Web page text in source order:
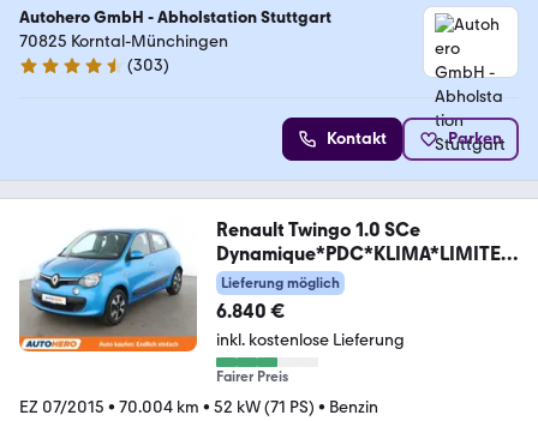
Autohero GmbH - Abholstation Stuttgart
70825 Korntal-Münchingen
4.4 Sterne
(303)
Kontakt Parken
Renault Twingo 1.0 SCe
Dynamique*PDC*KLIMA*LIMITER
*Lieferung möglich
6.840 €
inkl. kostenlose Lieferung
Fairer Preis
EZ 07/2015 • 70.004 km • 52 kW (71 PS) • Benzin